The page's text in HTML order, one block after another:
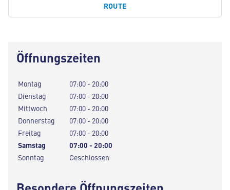
ROUTE
Öffnungszeiten
Montag
07:00 - 20:00
Dienstag
07:00 - 20:00
Mittwoch
07:00 - 20:00
Donnerstag
07:00 - 20:00
Freitag
07:00 - 20:00
Samstag
07:00 - 20:00
Sonntag
Geschlossen